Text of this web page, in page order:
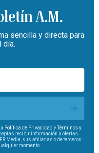
A.M.
sencilla y directa para
día.
Política de Privacidad yTérminos y
recibir información u ofertas
Media, sus afiliadas o de terceros.
momento.